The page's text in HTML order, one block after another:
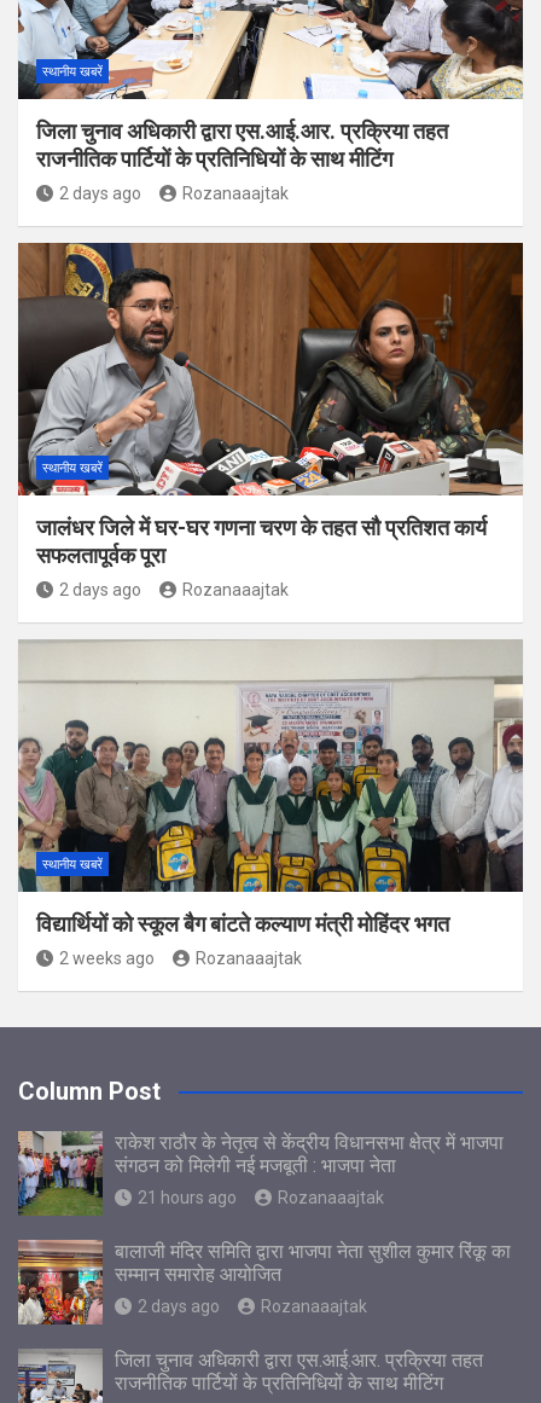
स्थानीय खबरें
जिला चुनाव अधिकारी द्वारा एस.आई.आर. प्रक्रिया तहत
राजनीतिक पार्टियों के प्रतिनिधियों के साथ मीटिंग
2 days ago Rozanaaajtak
स्थानीय खबरें
जालंधर जिले में घर-घर गणना चरण के तहत सौ प्रतिशत कार्य
सफलतापूर्वक पूरा
2 days ago Rozanaaajtak
स्थानीय खबरें
विद्यार्थियों को स्कूल बैग बांटते कल्याण मंत्री मोहिंदर भगत
2 weeks ago Rozanaaajtak
Column Post
राकेश राठौर के नेतृत्व से केंद्रीय विधानसभा क्षेत्र में भाजपा
संगठन को मिलेगी नई मजबूती : भाजपा नेता
21 hours ago Rozanaaajtak
बालाजी मंदिर समिति द्वारा भाजपा नेता सुशील कुमार रिंकू का
सम्मान समारोह आयोजित
2 days ago Rozanaaajtak
जिला चुनाव अधिकारी द्वारा एस.आई.आर. प्रक्रिया तहत
राजनीतिक पार्टियों के प्रतिनिधियों के साथ मीटिंग